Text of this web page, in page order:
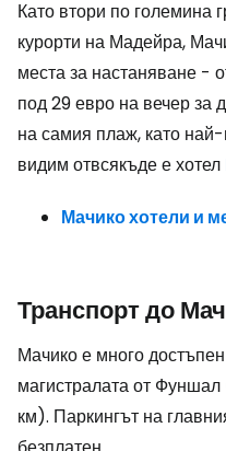
Като втори по големина
курорти на Мадейра,
места за настаняване -
под 29 евро на вечер за
на самия плаж, като
видим отвсякъде е хотел
Мачико хотели и
Транспорт до
Мачико е много
магистралата от
км). Паркингът на